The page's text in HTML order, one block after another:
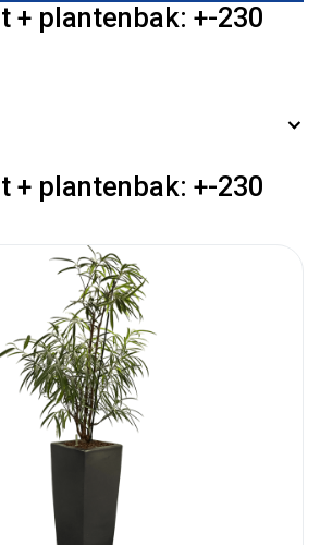
+ plantenbak: +-230
+ plantenbak: +-230